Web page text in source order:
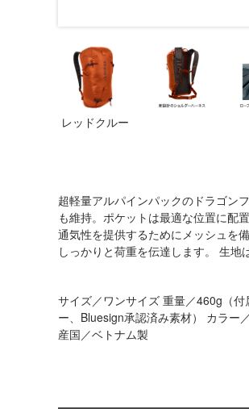
レッドクルー
超軽量アルパインパックのドラゴン
も維持。ポケットは最適な位置に配
通気性を提供するためにメッシュを
しっかりと荷重を伝達します。 生地
サイズ／ワンサイズ 重量／460g（
ー、Bluesign承認済み素材） カラー
産国／ベトナム製